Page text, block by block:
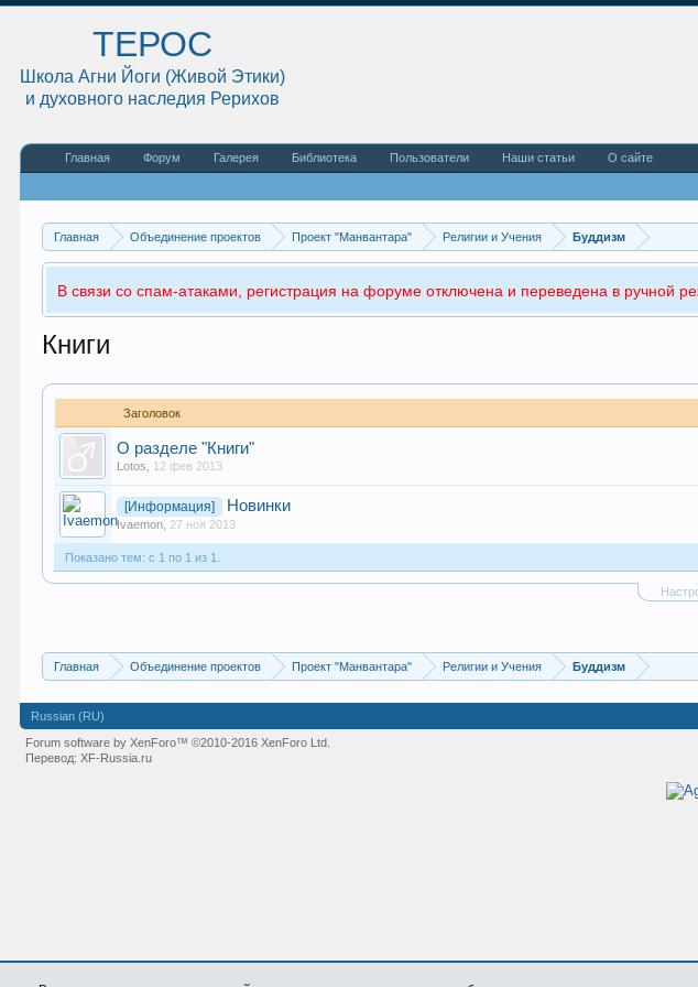
Главная Объединение проектов Проект "Манвантара" Религии и Учения Буддизм
В связи со спам-атаками, регистрация на форуме отключена и переведена в ручной
Книги
Заголовок
О разделе "Книги"
Lotos 12 фев 2013
[Информация] Новинки
Ivaemon 27 ноя 2013
Показано тем: с 1 по 1 из 1.
Главная Объединение проектов Проект "Манвантара" Религии и Учения Буддизм
ТЕРОС
Школа Агни Йоги (Живой Этики)
и духовного наследия Рерихов
Главная Форум Галерея Библиотека Пользователи Наши статьи О сайте
Russian (RU)
Forum software by XenForo™©2010-2016 XenForo Ltd.
Перевод:XF-Russia.ru